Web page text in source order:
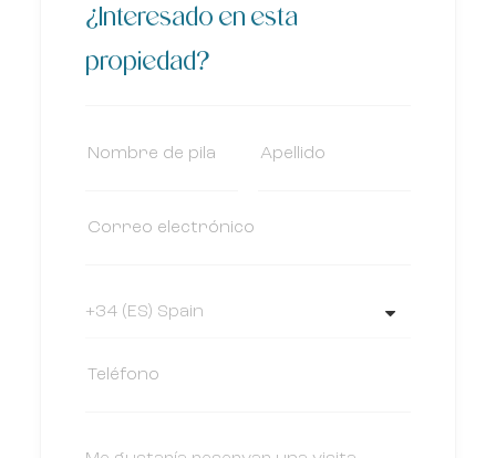
¿Interesado en esta
propiedad?